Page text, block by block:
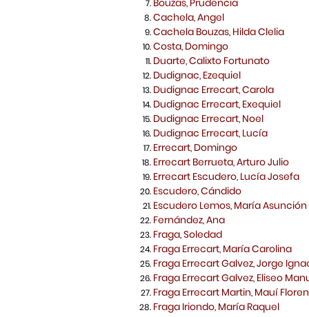
Cachela, Angel
Cachela Bouzas, Hilda Clelia
Costa, Domingo
Duarte, Calixto Fortunato
Dudignac, Ezequiel
Dudignac Errecart, Carola
Dudignac Errecart, Exequiel
Dudignac Errecart, Noel
Dudignac Errecart, Lucía
Errecart, Domingo
Errecart Berrueta, Arturo Julio
Errecart Escudero, Lucía Josefa
Escudero, Cándido
Escudero Lemos, María
Fernández, Ana
Fraga, Soledad
Fraga Errecart, María Carolina
Fraga Errecart Galvez, Jorge
Fraga Errecart Galvez, Eliseo
Fraga Errecart Martin, Mauí
Fraga Iriondo, María Raquel